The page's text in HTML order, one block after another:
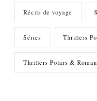
Récits de voyage
Séries Thrillers
Thrillers Polars &